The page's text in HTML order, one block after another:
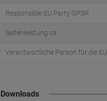
Responsible EU Party GPSR
Seitenleistung ca.
Verantwortliche Person für die EU
Downloads